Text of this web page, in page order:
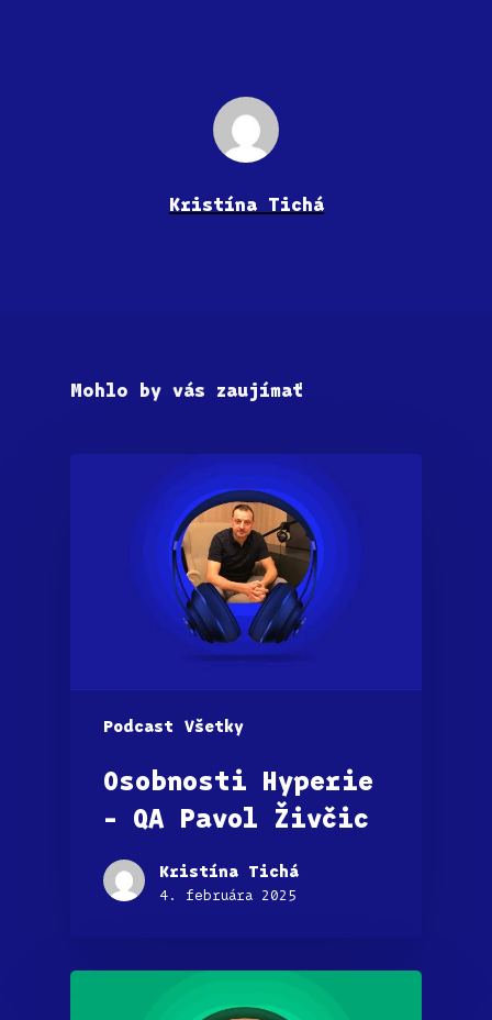
Kristína Tichá
Mohlo by vás zaujímať
Podcast Všetky
Osobnosti Hyperie
– QA Pavol Živčic
Kristína Tichá
4. februára 2025